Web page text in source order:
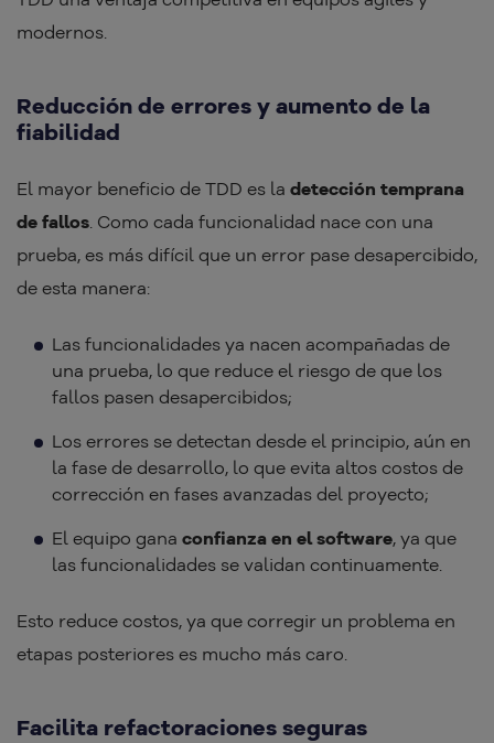
modernos.
Reducción de errores y aumento de la
fiabilidad
El mayor beneficio de TDD es la detección temprana
de fallos. Como cada funcionalidad nace con una
prueba, es más difícil que un error pase desapercibido,
de esta manera:
Las funcionalidades ya nacen acompañadas de
una prueba, lo que reduce el riesgo de que los
fallos pasen desapercibidos;
Los errores se detectan desde el principio, aún en
la fase de desarrollo, lo que evita altos costos de
corrección en fases avanzadas del proyecto;
El equipo gana confianza en el software, ya que
las funcionalidades se validan continuamente.
Esto reduce costos, ya que corregir un problema en
etapas posteriores es mucho más caro.
Facilita refactoraciones seguras